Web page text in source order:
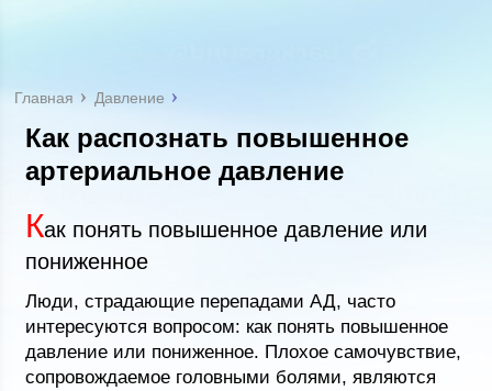
Главная Давление
Как распознать повышенное
артериальное давление
Как понять повышенное давление или
пониженное
Люди, страдающие перепадами АД, часто
интересуются вопросом: как понять повышенное
давление или пониженное. Плохое самочувствие,
сопровождаемое головными болями, являются